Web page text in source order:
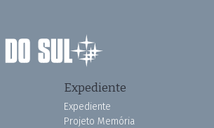
Expediente
Expediente
Projeto Memória